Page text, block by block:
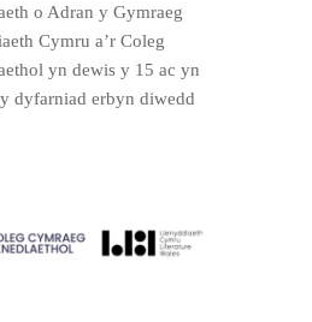
o Adran y Gymraeg
Cymru a’r Coleg
yn dewis y 15 ac yn
dyfarniad erbyn diwedd